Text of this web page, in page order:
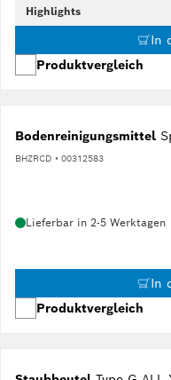
Highlights
In
Produktvergleich
Bodenreinigungsmittel
BHZRCD • 00312583
Lieferbar in 2-5 Werktagen
In
Produktvergleich